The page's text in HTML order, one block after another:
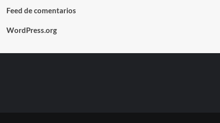
Feed de comentarios
WordPress.org